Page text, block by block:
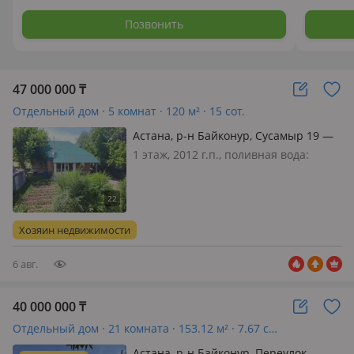
Позвонить
47 000 000₸
Отдельный дом · 5 комнат · 120 м² · 15 сот.
Астана, р-н Байконур, Сусамыр 19 —
Сусамыр, Малахова пересечение
1 этаж, 2012 г.п., поливная вода:
ДОМ + отдельно стоящее 2-х эт.
здание под магазин построенн…
Хозяин недвижимости
6 авг.
40 000 000₸
Отдельный дом · 21 комната · 153.12 м² · 7.67 сот.